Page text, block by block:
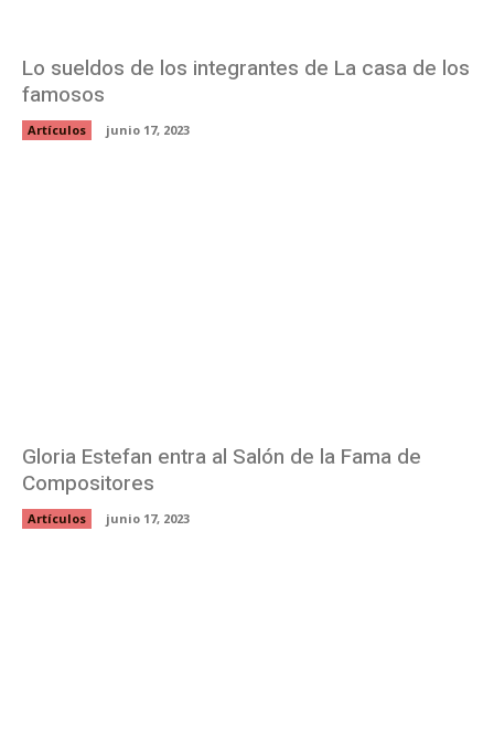
Lo sueldos de los integrantes de La casa de los
famosos
Artículos junio 17, 2023
Gloria Estefan entra al Salón de la Fama de
Compositores
Artículos junio 17, 2023